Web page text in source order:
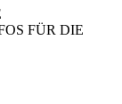
FÜR DIE